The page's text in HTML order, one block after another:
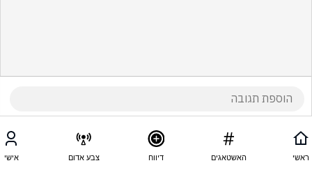
ראשי האשטאגים דיווח צבע אדום אישי